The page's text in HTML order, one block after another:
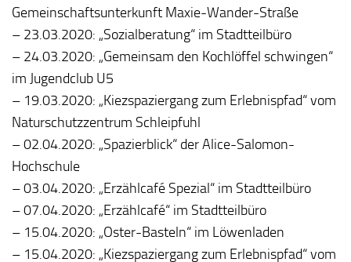
Gemeinschaftsunterkunft Maxie-Wander-Straße
– 23.03.2020: „Sozialberatung“ im Stadtteilbüro
– 24.03.2020: „Gemeinsam den Kochlöffel schwingen“
im Jugendclub U5
– 19.03.2020: „Kiezspaziergang zum Erlebnispfad“ vom
Naturschutzzentrum Schleipfuhl
– 02.04.2020: „Spazierblick“ der Alice-Salomon-
Hochschule
– 03.04.2020: „Erzählcafé Spezial“ im Stadtteilbüro
– 07.04.2020: „Erzählcafé“ im Stadtteilbüro
– 15.04.2020: „Oster-Basteln“ im Löwenladen
– 15.04.2020: „Kiezspaziergang zum Erlebnispfad“ vom